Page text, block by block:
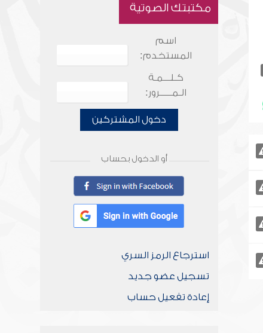
مكتبتك الصوتية
اسم
المستخدم:
كـلـــمـة
الـمـــــرور:
دخول المشتركين
أو الدخول بحساب
استرجاع الرمز السري
تسجيل عضو جديد
إعادة تفعيل حساب